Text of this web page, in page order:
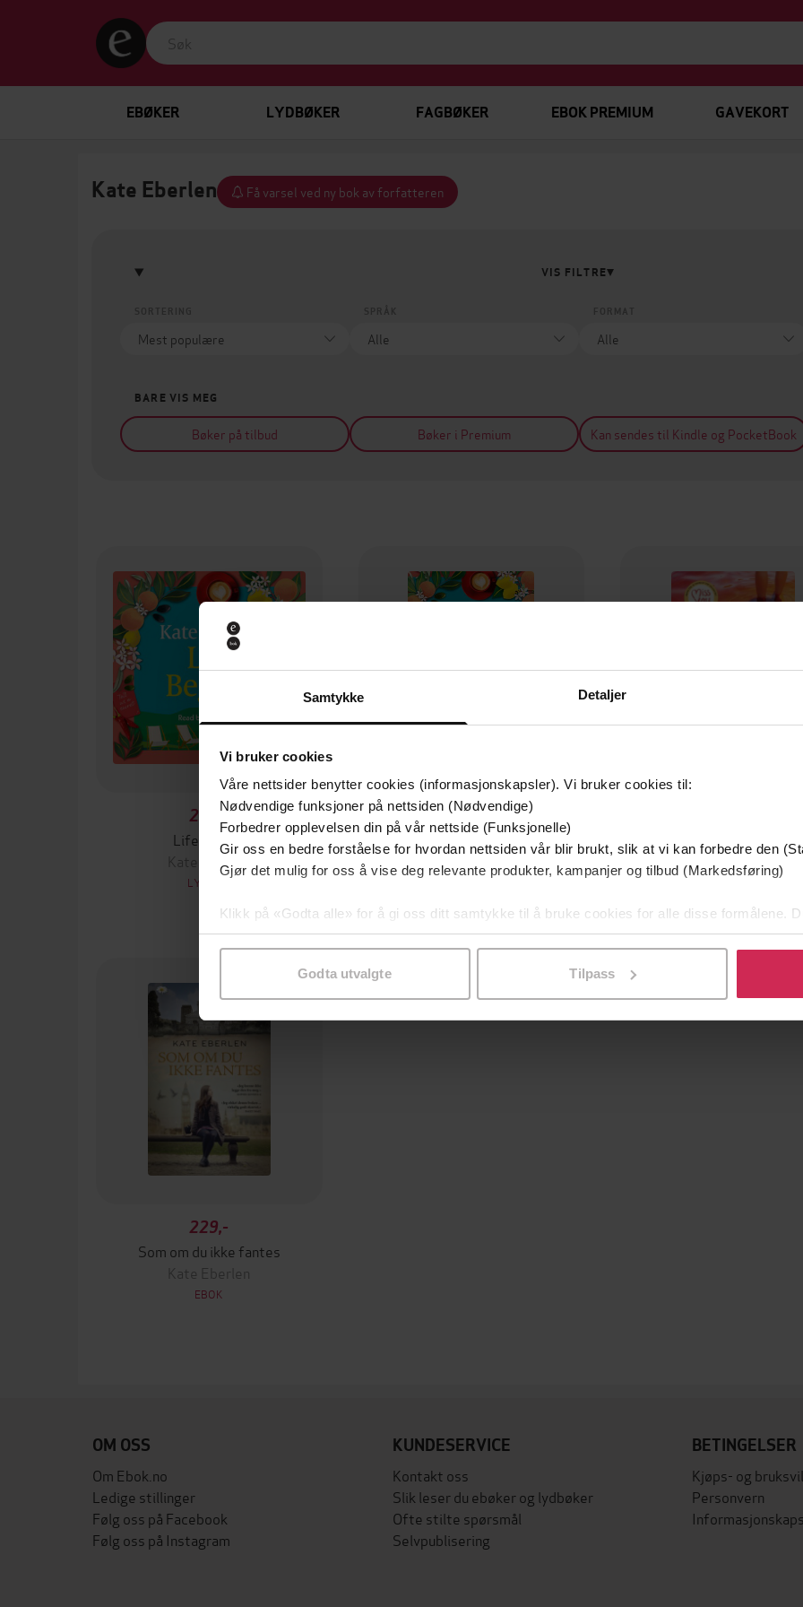
Samtykke Detaljer
Vi bruker cookies
Våre nettsider benytter cookies (informasjonskapsler). Vi bruker cookies til:
Nødvendige funksjoner på nettsiden (Nødvendige)
Forbedrer opplevelsen din på vår nettside (Funksjonelle)
Gir oss en bedre forståelse for hvordan nettsiden vår blir brukt, slik at vi kan forbedre den
Gjør det mulig for oss å vise deg relevante produkter, kampanjer og tilbud (Markedsføring)
Klikk på «Godta alle» for å gi oss ditt samtykke til å bruke cookies for alle disse formålene.
samtykke til spesifikke formål ved å klikke på «Tilpass». Du kan når som helst trekke
Godta utvalgte Tilpass
EBØKER LYDBØKER FAGBØKER EBOK PREMIUM GAVEKORT
Kate Eberlen Få varsel ved ny bok av forfatteren
VIS FILTRE
BARE VIS MEG
Bøker på tilbud Bøker i Premium Kan sendes til Kindle og PocketBook
296,-
Life Begins
Kate Eberlen
LYDBOK
130,-
Life Begins
Kate Eberlen
Ever After
Kate Eberlen
229,-
Som om du ikke fantes
Kate Eberlen
EBOK
OM OSS
Om Ebok.no
Ledige stillinger
Følg oss på Facebook
Følg oss på Instagram
KUNDESERVICE
Kontakt oss
Slik leser du ebøker og lydbøker
Ofte stilte spørsmål
Selvpublisering
BETINGELSER
Kjøps- og
Personvern